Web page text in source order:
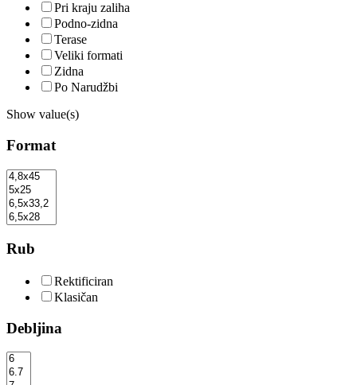
Pri kraju zaliha
Podno-zidna
Terase
Veliki formati
Zidna
Po Narudžbi
Show value(s)
Format
Rub
Rektificiran
Klasičan
Debljina